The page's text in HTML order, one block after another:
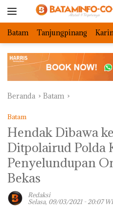
Batam Tanjungpinang
Beranda Batam
Batam
Hendak Dibawa
Ditpolairud Polda
Penyelundupan
Bekas
Redaksi
Selasa, 09/03/2021 - 20:07